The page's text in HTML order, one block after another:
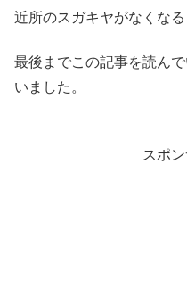
近所のスガキヤがなくなる
最後までこの記事を読ん
いました。
スポ